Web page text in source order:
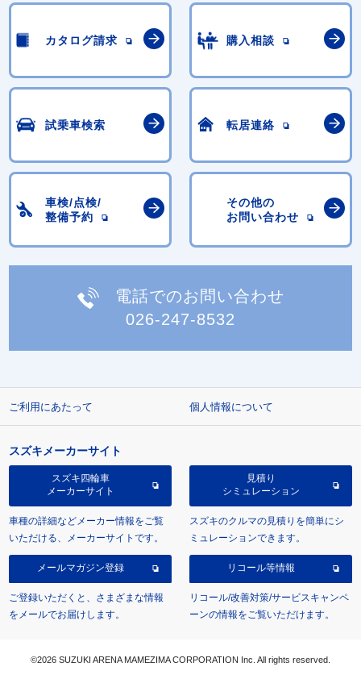
カタログ請求 購入相談
試乗車検索 転居連絡
車検/点検/
整備予約
その他の
お問い合わせ
電話でのお問い合わせ
026-247-8532
ご利用にあたって 個人情報について
スズキメーカーサイト
スズキ四輪車
メーカーサイト
車種の詳細などメーカー情報をご覧
いただける、メーカーサイトです。
見積り
シミュレーション
スズキのクルマの見積りを簡単にシ
ミュレーションできます。
メールマガジン登録
ご登録いただくと、さまざまな情報
をメールでお届けします。
リコール等情報
リコール/改善対策/サービスキャンペ
ーンの情報をご覧いただけます。
©2026 SUZUKI ARENA MAMEZIMA CORPORATION Inc. All rights reserved.